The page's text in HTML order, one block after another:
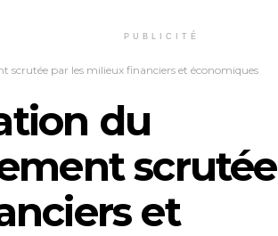
PUBLICITÉ
par les milieux financiers et économiques
du
scrutée
et